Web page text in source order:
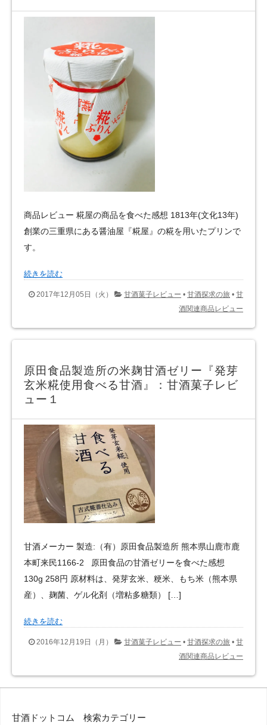
商品レビュー 糀屋の商品を食べた感想 1813年(文化13年)
創業の三重県にある醤油屋『糀屋』の糀を用いたプリンで
す。
続きを読む
2017年12月05日（火） 甘酒菓子レビュー • 甘酒探求の旅 • 甘
酒関連商品レビュー
原田食品製造所の米麹甘酒ゼリー『発芽
玄米糀使用食べる甘酒』：甘酒菓子レビ
ュー１
甘酒メーカー 製造:（有）原田食品製造所 熊本県山鹿市鹿
本町来民1166-2 原田食品の甘酒ゼリーを食べた感想
130g 258円 原材料は、発芽玄米、粳米、もち米（熊本県
産）、麹菌、ゲル化剤（増粘多糖類） […]
続きを読む
2016年12月19日（月） 甘酒菓子レビュー • 甘酒探求の旅 • 甘
酒関連商品レビュー
甘酒ドットコム 検索カテゴリー